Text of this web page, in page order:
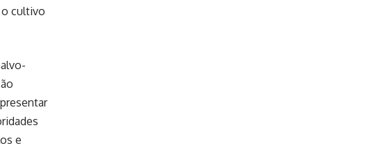
o cultivo
e